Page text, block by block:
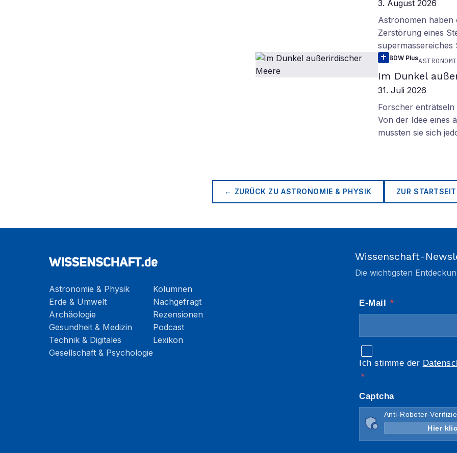
3. August 2026
Astronomen haben
Zerstörung eines
supermassereiches
BDW Plus
Im Dunkel
31. Juli 2026
Forscher enträtseln
Von der Idee eines
mussten sie sich
← ZURÜCK ZUASTRONOMIE & PHYSIK ZUR
Astronomie & Physik
Erde & Umwelt
Archäologie
Gesundheit & Medizin
Technik & Digitales
Gesellschaft & Psychologie
Kolumnen
Nachgefragt
Rezensionen
Podcast
Lexikon
Wissenschaft-
Die wichtigsten